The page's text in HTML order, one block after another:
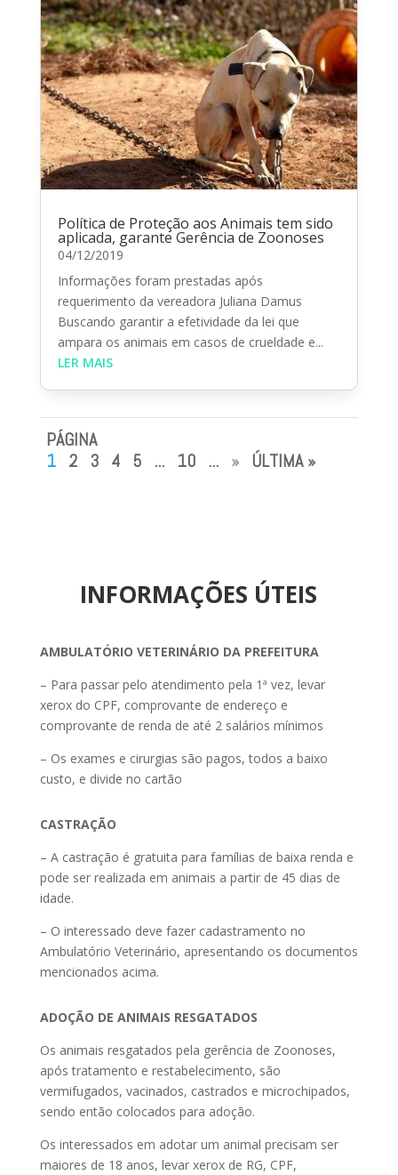
Política de Proteção aos Animais tem sido
aplicada, garante Gerência de Zoonoses
04/12/2019
Informações foram prestadas após
requerimento da vereadora Juliana Damus
Buscando garantir a efetividade da lei que
ampara os animais em casos de crueldade e...
LER MAIS
PÁGINA
1 2 3 4 5 ... 10 ... » ÚLTIMA »
INFORMAÇÕES ÚTEIS
AMBULATÓRIO VETERINÁRIO DA PREFEITURA
– Para passar pelo atendimento pela 1ª vez, levar
xerox do CPF, comprovante de endereço e
comprovante de renda de até 2 salários mínimos
– Os exames e cirurgias são pagos, todos a baixo
custo, e divide no cartão
CASTRAÇÃO
– A castração é gratuita para famílias de baixa renda e
pode ser realizada em animais a partir de 45 dias de
idade.
– O interessado deve fazer cadastramento no
Ambulatório Veterinário, apresentando os documentos
mencionados acima.
ADOÇÃO DE ANIMAIS RESGATADOS
Os animais resgatados pela gerência de Zoonoses,
após tratamento e restabelecimento, são
vermifugados, vacinados, castrados e microchipados,
sendo então colocados para adoção.
Os interessados em adotar um animal precisam ser
maiores de 18 anos, levar xerox de RG, CPF,